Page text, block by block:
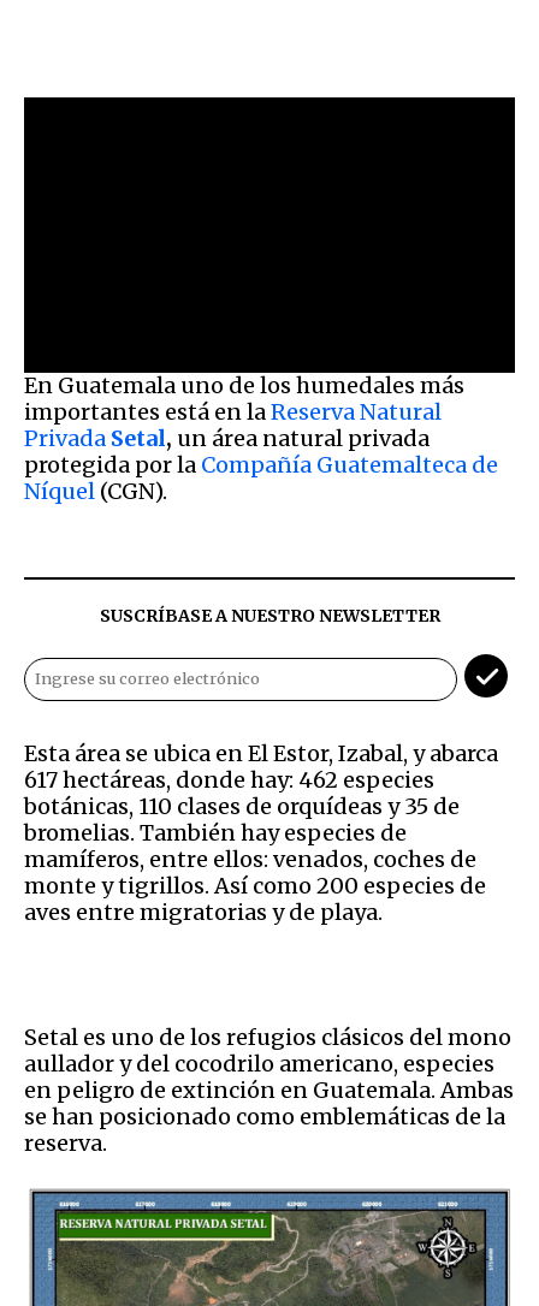
En Guatemala uno de los humedales más
importantes está en laReserva Natural
Privada Setal, un área natural privada
protegida por la Compañía Guatemalteca de
Níquel (CGN).
SUSCRÍBASE A NUESTRO NEWSLETTER
Esta área se ubica en El Estor, Izabal, y abarca
617 hectáreas, donde hay: 462 especies
botánicas, 110 clases de orquídeas y 35 de
bromelias. También hay especies de
mamíferos, entre ellos: venados, coches de
monte y tigrillos. Así como 200 especies de
aves entre migratorias y de playa.
Setal es uno de los refugios clásicos del mono
aullador y del cocodrilo americano, especies
en peligro de extinción en Guatemala. Ambas
se han posicionado como emblemáticas de la
reserva.